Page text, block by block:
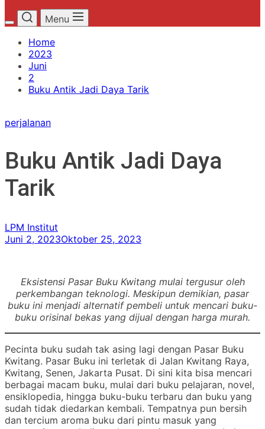
Menu
Home
2023
Juni
2
Buku Antik Jadi Daya Tarik
perjalanan
Buku Antik Jadi Daya
Tarik
LPM Institut
Juni 2, 2023Oktober 25, 2023
Eksistensi Pasar Buku Kwitang mulai tergusur oleh
perkembangan teknologi. Meskipun demikian, pasar
buku ini menjadi alternatif pembeli untuk mencari buku-
buku orisinal bekas yang dijual dengan harga murah.
Pecinta buku sudah tak asing lagi dengan Pasar Buku
Kwitang. Pasar Buku ini terletak di Jalan Kwitang Raya,
Kwitang, Senen, Jakarta Pusat. Di sini kita bisa mencari
berbagai macam buku, mulai dari buku pelajaran, novel,
ensiklopedia, hingga buku-buku terbaru dan buku yang
sudah tidak diedarkan kembali. Tempatnya pun bersih
dan tercium aroma buku dari pintu masuk yang